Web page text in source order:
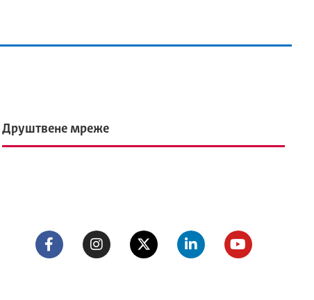
Друштвене мреже